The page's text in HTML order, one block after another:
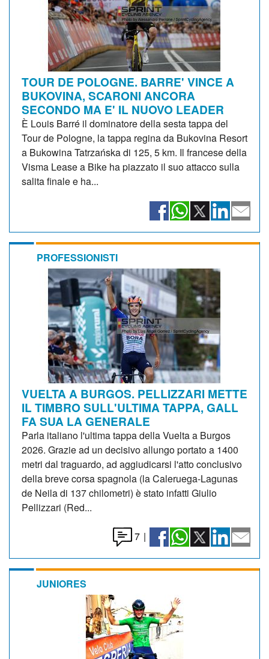
TOUR DE POLOGNE. BARRE' VINCE A
BUKOVINA, SCARONI ANCORA
SECONDO MA E' IL NUOVO LEADER
È Louis Barré il dominatore della sesta tappa del
Tour de Pologne, la tappa regina da Bukovina Resort
a Bukowina Tatrzańska di 125, 5 km. Il francese della
Visma Lease a Bike ha piazzato il suo attacco sulla
salita finale e ha...
PROFESSIONISTI
VUELTA A BURGOS. PELLIZZARI METTE
IL TIMBRO SULL'ULTIMA TAPPA, GALL
FA SUA LA GENERALE
Parla italiano l'ultima tappa della Vuelta a Burgos
2026. Grazie ad un decisivo allungo portato a 1400
metri dal traguardo, ad aggiudicarsi l'atto conclusivo
della breve corsa spagnola (la Caleruega-Lagunas
de Neila di 137 chilometri) è stato infatti Giulio
Pellizzari (Red...
7 |
JUNIORES